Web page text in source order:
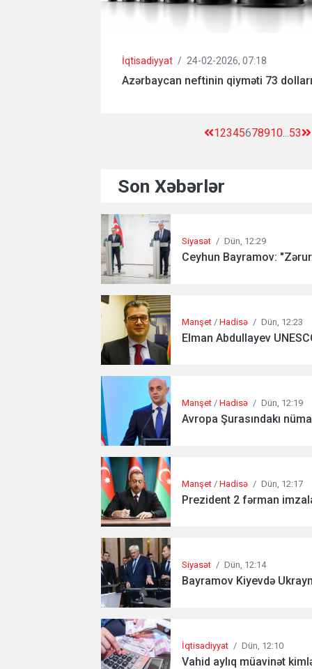
İqtisadiyyat / 24-02-2026, 07:18
Azərbaycan neftinin qiyməti 73
12345678910...53
Son Xəbərlər
Siyasət / Dün, 12:29
Ceyhun Bayramov:
Manşet / Hadisə / Dün, 12:23
Elman Abdullayev
Manşet / Hadisə / Dün, 12:19
Avropa Şurasındakı
Manşet / Hadisə / Dün, 12:17
Prezident 2 fərman
Siyasət / Dün, 12:14
Bayramov Kiyevdə
İqtisadiyyat / Dün, 12:10
Vahid aylıq müavinət